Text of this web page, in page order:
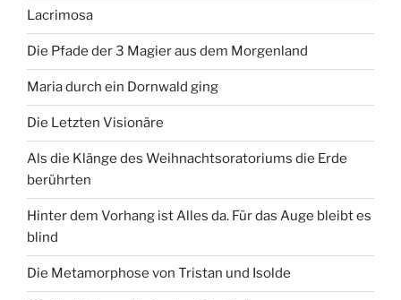
Lacrimosa
Die Pfade der 3 Magier aus dem Morgenland
Maria durch ein Dornwald ging
Die Letzten Visionäre
Als die Klänge des Weihnachtsoratoriums die Erde
berührten
Hinter dem Vorhang ist Alles da. Für das Auge bleibt es
blind
Die Metamorphose von Tristan und Isolde